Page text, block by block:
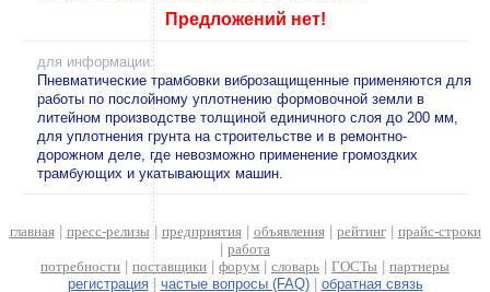
Предложений нет!
для информации:
Пневматические трамбовки виброзащищенные применяются для
работы по послойному уплотнению формовочной земли в
литейном производстве толщиной единичного слоя до 200 мм,
для уплотнения грунта на строительстве и в ремонтно-
дорожном деле, где невозможно применение громоздких
трамбующих и укатывающих машин.
главная| пресс-релизы | предприятия| объявления| рейтинг| прайс-строки
работа
потребности
поставщики форум словарь ГОСТы
партнеры
регистрация| частые вопросы (FAQ)| обратная связь